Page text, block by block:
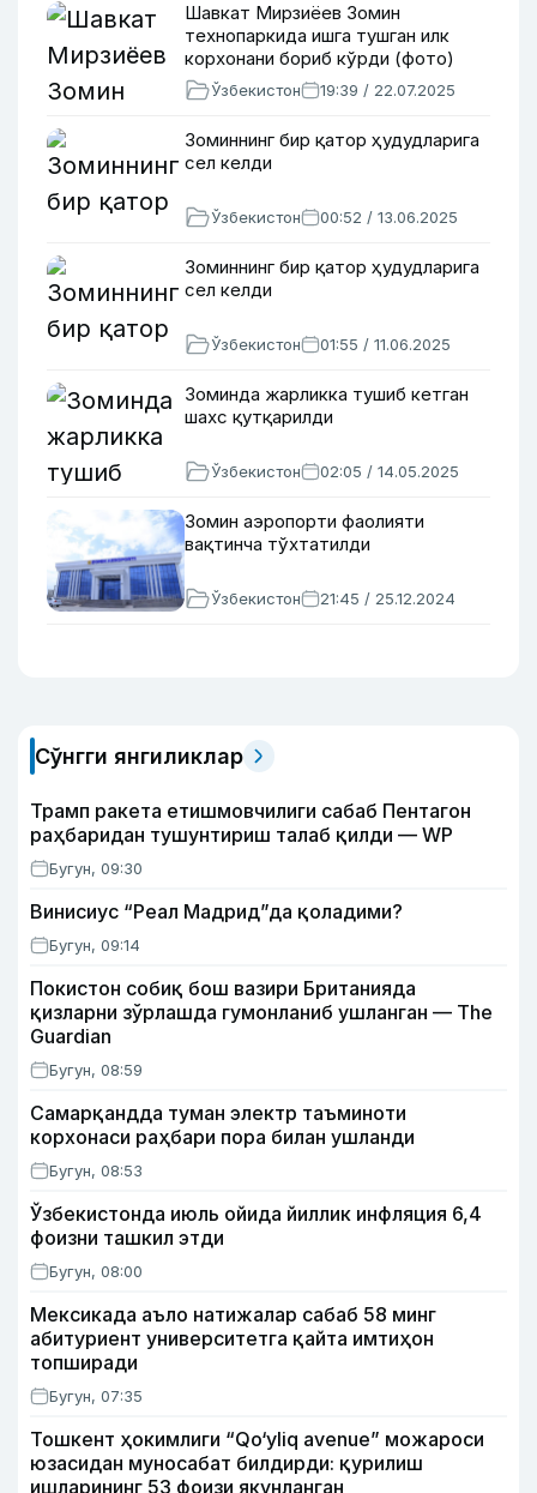
Шавкат Мирзиёев Зомин
технопаркида ишга тушган илк
корхонани бориб кўрди (фото)
Ўзбекистон 19:39 / 22.07.2025
Зоминнинг бир қатор ҳудудларига
сел келди
Ўзбекистон 00:52 / 13.06.2025
Зоминнинг бир қатор ҳудудларига
сел келди
Ўзбекистон 01:55 / 11.06.2025
Зоминда жарликка тушиб кетган
шахс қутқарилди
Ўзбекистон 02:05 / 14.05.2025
Зомин аэропорти фаолияти
вақтинча тўхтатилди
Ўзбекистон 21:45 / 25.12.2024
Сўнгги янгиликлар
Трамп ракета етишмовчилиги сабаб Пентагон
раҳбаридан тушунтириш талаб қилди — WP
Бугун, 09:30
Винисиус “Реал Мадрид”да қоладими?
Бугун, 09:14
Покистон собиқ бош вазири Британияда
қизларни зўрлашда гумонланиб ушланган — The
Guardian
Бугун, 08:59
Самарқандда туман электр таъминоти
корхонаси раҳбари пора билан ушланди
Бугун, 08:53
Ўзбекистонда июль ойида йиллик инфляция 6,4
фоизни ташкил этди
Бугун, 08:00
Мексикада аъло натижалар сабаб 58 минг
абитуриент университетга қайта имтиҳон
топширади
Бугун, 07:35
Тошкент ҳокимлиги “Qo‘yliq avenue” можароси
юзасидан муносабат билдирди: қурилиш
ишларининг 53 фоизи якунланган